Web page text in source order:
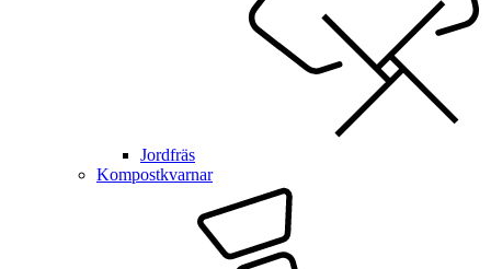
Jordfräs
Kompostkvarnar